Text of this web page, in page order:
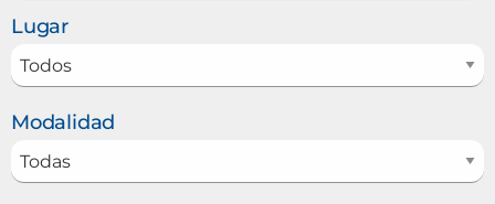
Lugar
Modalidad